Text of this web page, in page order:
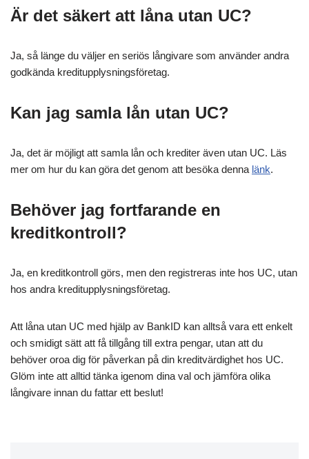
Är det säkert att låna utan UC?
Ja, så länge du väljer en seriös långivare som använder andra
godkända kreditupplysningsföretag.
Kan jag samla lån utan UC?
Ja, det är möjligt att samla lån och krediter även utan UC. Läs
mer om hur du kan göra det genom att besöka denna länk.
Behöver jag fortfarande en
kreditkontroll?
Ja, en kreditkontroll görs, men den registreras inte hos UC, utan
hos andra kreditupplysningsföretag.
Att låna utan UC med hjälp av BankID kan alltså vara ett enkelt
och smidigt sätt att få tillgång till extra pengar, utan att du
behöver oroa dig för påverkan på din kreditvärdighet hos UC.
Glöm inte att alltid tänka igenom dina val och jämföra olika
långivare innan du fattar ett beslut!